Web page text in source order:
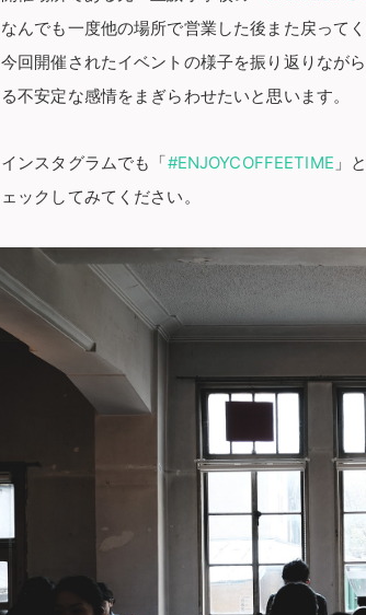
なんでも一度他の場所で営業した後また戻って
今回開催されたイベントの様子を振り返りなが
る不安定な感情をまぎらわせたいと思います。
インスタグラムでも「#ENJOYCOFFEETIME 」
ェックしてみてください。